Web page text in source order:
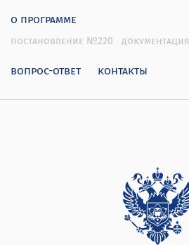
о программе
постановление №220 документация
вопрос-ответ контакты